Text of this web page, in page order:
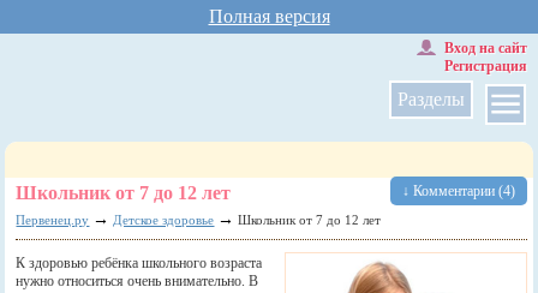
Полная версия
Разделы
Вход на сайт
Регистрация
↓ Комментарии (4)
Школьник от 7 до 12 лет
Первенец.ру → Детское здоровье → Школьник от 7 до 12 лет
К здоровью ребёнка школьного возраста
нужно относиться очень внимательно. В